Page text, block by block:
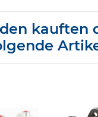
kauften